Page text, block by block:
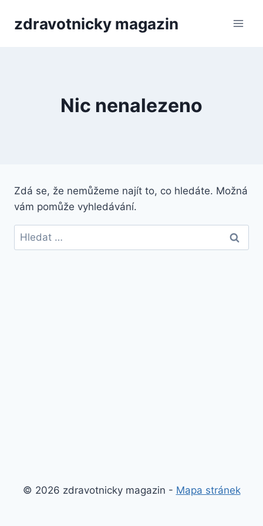
zdravotnicky magazin
Nic nenalezeno
Zdá se, že nemůžeme najít to, co hledáte. Možná
vám pomůže vyhledávání.
Vyhledávání
© 2026 zdravotnicky magazin - Mapa stránek